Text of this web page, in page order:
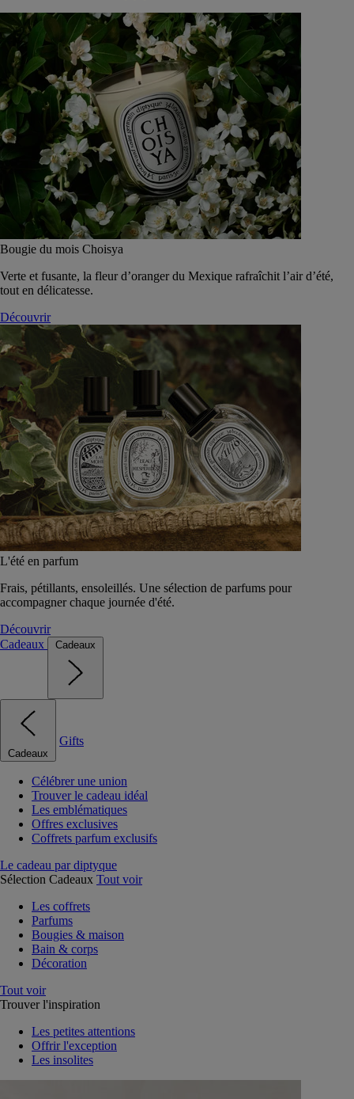
Bougie du mois Choisya
Verte et fusante, la fleur d’oranger du Mexique rafraîchit l’air d’été,
tout en délicatesse.
Découvrir
L'été en parfum
Frais, pétillants, ensoleillés. Une sélection de parfums pour
accompagner chaque journée d'été.
Découvrir
Cadeaux
Cadeaux
Cadeaux
Gifts
Célébrer une union
Trouver le cadeau idéal
Les emblématiques
Offres exclusives
Coffrets parfum exclusifs
Le cadeau par diptyque
Sélection Cadeaux Tout voir
Les coffrets
Parfums
Bougies & maison
Bain & corps
Décoration
Tout voir
Trouver l'inspiration
Les petites attentions
Offrir l'exception
Les insolites